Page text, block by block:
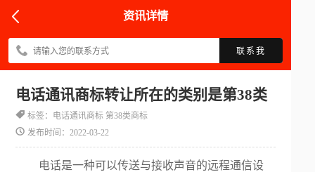
资讯详情
联系我
电话通讯商标转让所在的类别是第38类
标签：电话通讯商标 第38类商标
发布时间：2022-03-22
电话是一种可以传送与接收声音的远程通信设